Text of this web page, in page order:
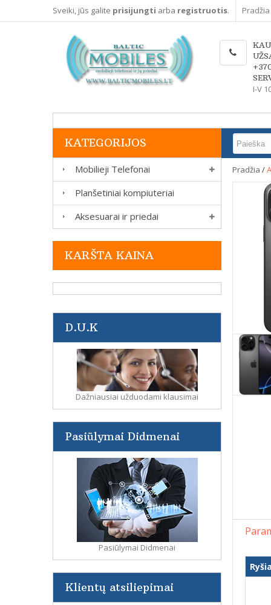
Sveiki, jūs galite prisijungti arba registruotis. Pradžia
I-V
KATEGORIJOS
Mobilieji Telefonai
Planšetiniai kompiuteriai
Aksesuarai ir priedai
KARŠTA KAINA
D.U.K
Dažniausiai užduodami klausimai
Pasiūlymai Didmenai
Pasiūlymai Didmenai
Klientų atsiliepimai
Pradžia /